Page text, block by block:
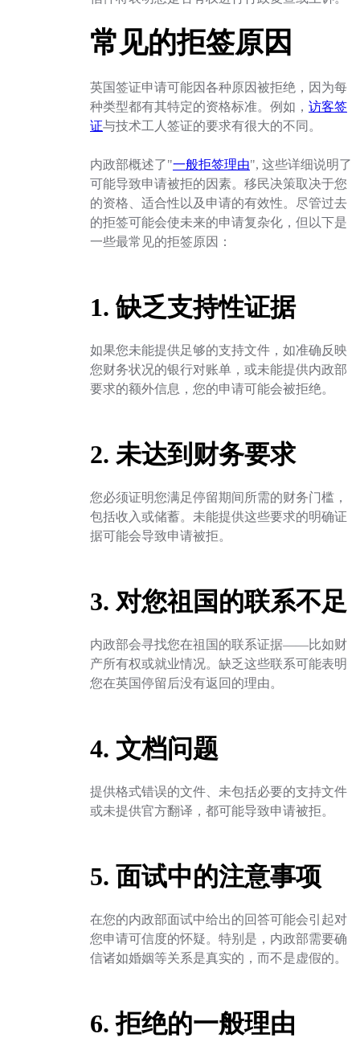
常见的拒签原因
英国签证申请可能因各种原因被拒绝，因为每
种类型都有其特定的资格标准。例如， 访客签
证与技术工人签证的要求有很大的不同。
内政部概述了"一般拒签理由", 这些详细说明了
可能导致申请被拒的因素。移民决策取决于您
的资格、适合性以及申请的有效性。尽管过去
的拒签可能会使未来的申请复杂化，但以下是
一些最常见的拒签原因：
1. 缺乏支持性证据
如果您未能提供足够的支持文件，如准确反映
您财务状况的银行对账单，或未能提供内政部
要求的额外信息，您的申请可能会被拒绝。
2. 未达到财务要求
您必须证明您满足停留期间所需的财务门槛，
包括收入或储蓄。未能提供这些要求的明确证
据可能会导致申请被拒。
3. 对您祖国的联系不足
内政部会寻找您在祖国的联系证据——比如财
产所有权或就业情况。缺乏这些联系可能表明
您在英国停留后没有返回的理由。
4. 文档问题
提供格式错误的文件、未包括必要的支持文件
或未提供官方翻译，都可能导致申请被拒。
5. 面试中的注意事项
在您的内政部面试中给出的回答可能会引起对
您申请可信度的怀疑。特别是，内政部需要确
信诸如婚姻等关系是真实的，而不是虚假的。
6. 拒绝的一般理由